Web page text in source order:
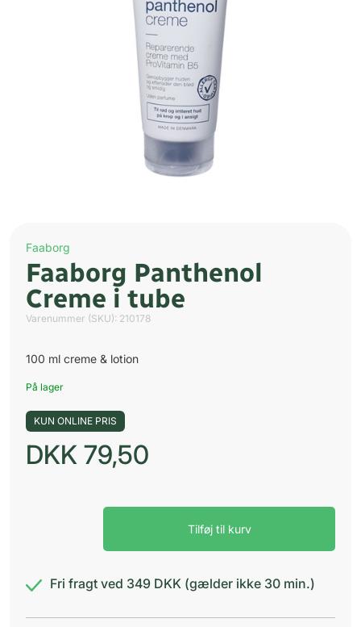
Faaborg
Faaborg Panthenol
Creme i tube
Varenummer (SKU): 210178
100 ml creme & lotion
På lager
KUN ONLINE PRIS
DKK 79,50
tube
Tilføj til kurv
Fri fragt ved 349 DKK (gælder ikke 30 min.)